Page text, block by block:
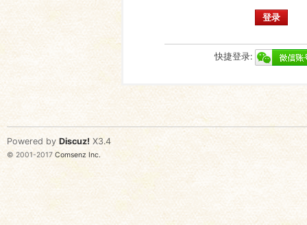
登录
快捷登录:
Powered by Discuz! X3.4
© 2001-2017 Comsenz Inc.